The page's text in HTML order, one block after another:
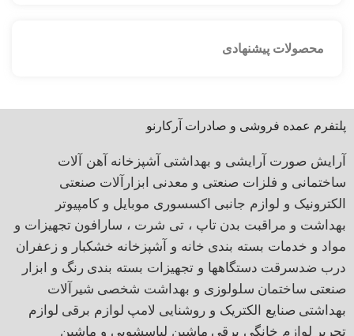
محصولات پیشنهادی
پلتفرم عمده فروشی و صادرات آرکارنو
آرایش صورت آرایشی و بهداشتی آشپزخانه آهن آلات
ساختمانی و فلزات صنعتی و معدنی ابزارآلات صنعتی
الکترونیک و لوازم جانبی اکسسوری موبایل و کامپیوتر
بهداشت و مراقبت بدن تاپ ، تی شرت ، سارافون تجهیزات و
مواد و خدمات بسته بندی خانه و آشپزخانه خشکبار و زعفران
درب ضدسرقت دستگاهها و تجهیزات بسته بندی رنگ و ابزار
صنعتی ساختمان سلولوزی و بهداشت شخصی شیرآلات
بهداشتی صنایع الکتریک و روشنایی لامپ لوازم برقی لوازم
تحریر لوازم خانگی برقی ماشین لباسشویی و ماشین